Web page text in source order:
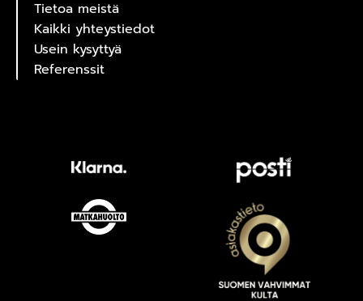
Tietoa meistä
Kaikki yhteystiedot
Usein kysyttyä
Referenssit